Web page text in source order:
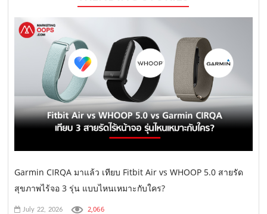
Garmin CIRQA มาแล้ว เทียบ Fitbit Air vs WHOOP 5.0 สายรัด
สุขภาพไร้จอ 3 รุ่น แบบไหนเหมาะกับใคร?
July 22, 2026 2,066